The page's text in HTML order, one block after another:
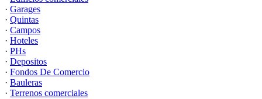
· Garages
· Quintas
· Campos
· Hoteles
· PHs
· Depositos
· Fondos De Comercio
· Bauleras
· Terrenos comerciales